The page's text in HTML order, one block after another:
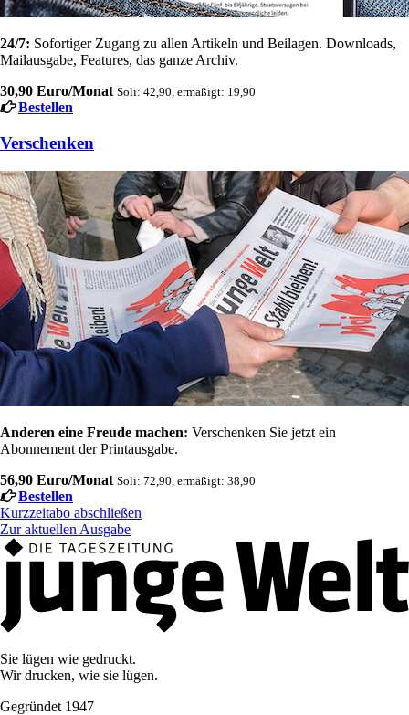
24/7: Sofortiger Zugang zu allen Artikeln und Beilagen. Downloads,
Mailausgabe, Features, das ganze Archiv.
30,90 Euro/Monat Soli: 42,90, ermäßigt: 19,90
Bestellen
Verschenken
Anderen eine Freude machen: Verschenken Sie jetzt ein
Abonnement der Printausgabe.
56,90 Euro/Monat Soli: 72,90, ermäßigt: 38,90
Bestellen
Kurzzeitabo abschließen
Zur aktuellen Ausgabe
Sie lügen wie gedruckt.
Wir drucken, wie sie lügen.
Gegründet 1947